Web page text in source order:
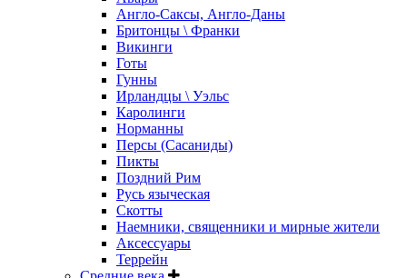
Англо-Саксы, Англо-Даны
Бритонцы \ Франки
Викинги
Готы
Гунны
Ирландцы \ Уэльс
Каролинги
Норманны
Персы (Сасаниды)
Пикты
Поздний Рим
Русь языческая
Скотты
Наемники, священники и мирные жители
Аксессуары
Террейн